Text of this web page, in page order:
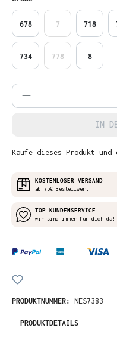
678 7 718
734 778 8
Produkt Anzahl:
IN
Kaufe dieses Produkt und
KOSTENLOSER VERSAND
ab 75€ Bestellwert
TOP KUNDENSERVICE
wir sind immer für dich da!
PRODUKTNUMMER: NES7383
- PRODUKTDETAILS